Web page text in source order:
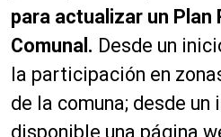
para actualizar un Plan
Comunal. Desde un
la participación en
de la comuna; desde un
disponible una página